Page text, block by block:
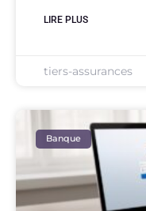
LIRE PLUS
tiers-assurances
Banque